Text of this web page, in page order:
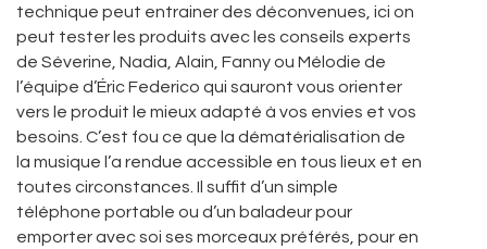
technique peut entrainer des déconvenues, ici on
peut tester les produits avec les conseils experts
de Séverine, Nadia, Alain, Fanny ou Mélodie de
l’équipe d’Éric Federico qui sauront vous orienter
vers le produit le mieux adapté à vos envies et vos
besoins. C’est fou ce que la dématérialisation de
la musique l’a rendue accessible en tous lieux et en
toutes circonstances. Il suffit d’un simple
téléphone portable ou d’un baladeur pour
emporter avec soi ses morceaux préférés, pour en